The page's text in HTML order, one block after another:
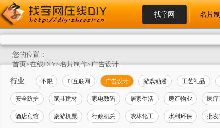
找字网 名片
您的位置：
首页>在线DIY>名片制作>广告设计
行业 不限 IT互联网 广告设计 游戏动漫 工艺礼品
安全防护 家具建材 家电数码 居家生活 房产物业 医
酒店宾馆 旅游机票 行政机关 农林化工 水利环保 批发